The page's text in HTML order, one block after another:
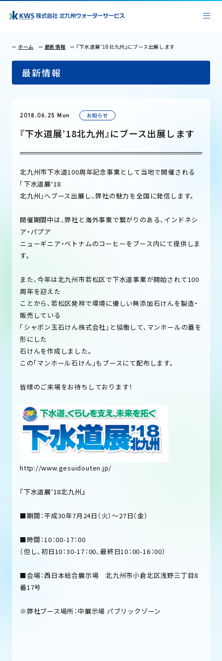
ホーム 最新情報 『下水道展’18北九州』にブース出展します
最新情報
2018.06.25 Mon お知らせ
『下水道展’18北九州』にブース出展します
北九州市下水道100周年記念事業として当地で開催される
「下水道展‘18
北九州」へブース出展し、弊社の魅力を全国に発信します。
開催期間中は、弊社と海外事業で繋がりのある、インドネシ
ア・パプア
ニューギニア・ベトナムのコーヒーをブース内にて提供しま
す。
また、今年は北九州市若松区で下水道事業が開始されて100
周年を迎えた
ことから、若松区発祥で環境に優しい無添加石けんを製造・
販売している
「シャボン玉石けん株式会社」と協働して、マンホールの蓋を
形にした
石けんを作成しました。
この「マンホール石けん」もブースにて配布します。
皆様のご来場をお待ちしております！
http://www.gesuidouten.jp/
『下水道展’18北九州』
■期間：平成30年7月24日（火）～27日（金）
■時間：10：00-17：00
（但し、初日10：30-17：00、最終日10：00-16：00）
■会場：西日本総合展示場 北九州市小倉北区浅野三丁目8
番17号
※弊社ブース場所：中展示場 パブリックゾーン